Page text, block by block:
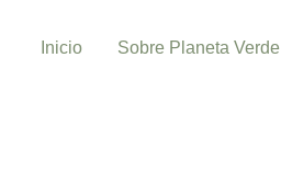
Inicio Sobre Planeta Verde